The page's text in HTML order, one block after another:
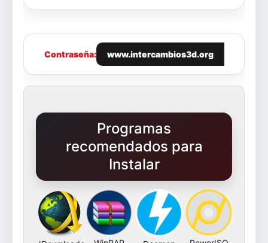
Contraseña: www.intercambios3d.org
Programas
recomendados para
Instalar